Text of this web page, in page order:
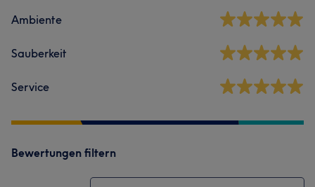
Ambiente
Sauberkeit
Service
Bewertungen filtern